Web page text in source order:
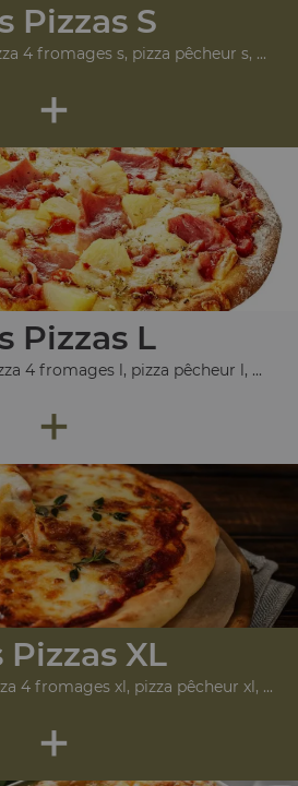
Pizzas S
4 fromages s, pizza pêcheur s, ...
+
Pizzas L
4 fromages l, pizza pêcheur l, ...
+
Pizzas XL
4 fromages xl, pizza pêcheur xl, ...
+